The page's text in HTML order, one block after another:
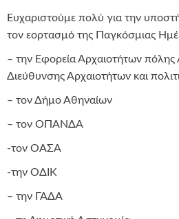
Ευχαριστούμε πολύ για την
τον εορτασμό της Παγκόσμιας
– την Εφορεία Αρχαιοτήτων πόλης
Διεύθυνσης Αρχαιοτήτων και
– τον Δήμο Αθηναίων
– τον ΟΠΑΝΔΑ
-τον ΟΑΣΑ
-την ΟΔΙΚ
– την ΓΑΔΑ